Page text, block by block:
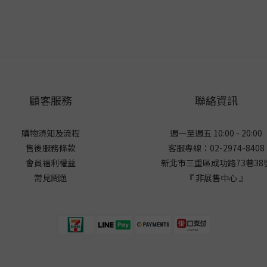
顧客服務
購物須知及流程
售後服務條款
會員福利權益
常見問題
聯絡資訊
週一至週五 10:00 - 20:00
客服專線：02-2974-8408
新北市三重區成功路73巷38
『 非展售中心 』